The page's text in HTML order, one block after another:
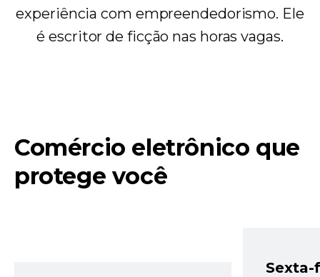
experiência com empreendedorismo. Ele
é escritor de ficção nas horas vagas.
Comércio eletrônico que
protege você
Sexta-